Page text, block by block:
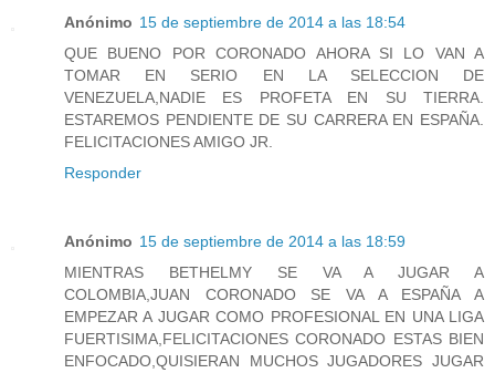
Anónimo 15 de septiembre de 2014 a las 18:54
QUE BUENO POR CORONADO AHORA SI LO VAN A
TOMAR EN SERIO EN LA SELECCION DE
VENEZUELA,NADIE ES PROFETA EN SU TIERRA.
ESTAREMOS PENDIENTE DE SU CARRERA EN ESPAÑA.
FELICITACIONES AMIGO JR.
Responder
Anónimo 15 de septiembre de 2014 a las 18:59
MIENTRAS BETHELMY SE VA A JUGAR A
COLOMBIA,JUAN CORONADO SE VA A ESPAÑA A
EMPEZAR A JUGAR COMO PROFESIONAL EN UNA LIGA
FUERTISIMA,FELICITACIONES CORONADO ESTAS BIEN
ENFOCADO,QUISIERAN MUCHOS JUGADORES JUGAR